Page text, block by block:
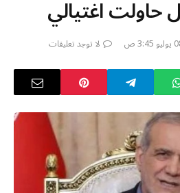
حاولت اغتيالي
لا توجد تعليقات